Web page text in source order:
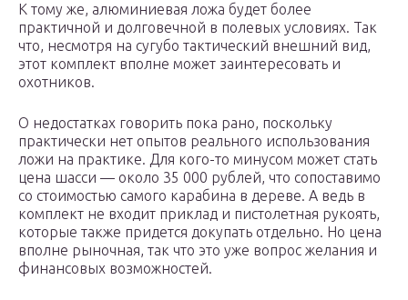
К тому же, алюминиевая ложа будет более
практичной и долговечной в полевых условиях. Так
что, несмотря на сугубо тактический внешний вид,
этот комплект вполне может заинтересовать и
охотников.
О недостатках говорить пока рано, поскольку
практически нет опытов реального использования
ложи на практике. Для кого-то минусом может стать
цена шасси — около 35 000 рублей, что сопоставимо
со стоимостью самого карабина в дереве. А ведь в
комплект не входит приклад и пистолетная рукоять,
которые также придется докупать отдельно. Но цена
вполне рыночная, так что это уже вопрос желания и
финансовых возможностей.